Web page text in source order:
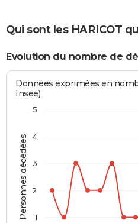
Qui sont les HARICOT
Evolution du nombre de
Personnes décédées
Données exprimées en
Insee)
1
2
3
4
5